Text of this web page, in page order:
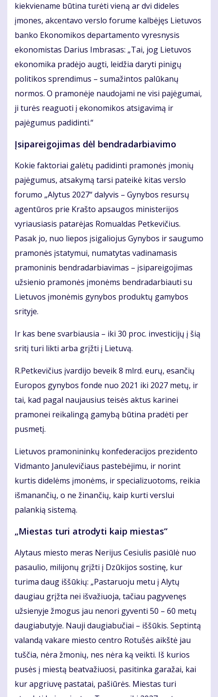
kiekviename būtina turėti vieną ar dvi dideles
įmones, akcentavo verslo forume kalbėjęs Lietuvos
banko Ekonomikos departamento vyresnysis
ekonomistas Darius Imbrasas: „Tai, jog Lietuvos
ekonomika pradėjo augti, leidžia daryti pinigų
politikos sprendimus – sumažintos palūkanų
normos. O pramonėje naudojami ne visi pajėgumai,
ji turės reaguoti į ekonomikos atsigavimą ir
pajėgumus padidinti.“
Įsipareigojimas dėl bendradarbiavimo
Kokie faktoriai galėtų padidinti pramonės įmonių
pajėgumus, atsakymą tarsi pateikė kitas verslo
forumo „Alytus 2027“ dalyvis – Gynybos resursų
agentūros prie Krašto apsaugos ministerijos
vyriausiasis patarėjas Romualdas Petkevičius.
Pasak jo, nuo liepos įsigaliojus Gynybos ir saugumo
pramonės įstatymui, numatytas vadinamasis
pramoninis bendradarbiavimas – įsipareigojimas
užsienio pramonės įmonėms bendradarbiauti su
Lietuvos įmonėmis gynybos produktų gamybos
srityje.
Ir kas bene svarbiausia – iki 30 proc. investicijų į šią
sritį turi likti arba grįžti į Lietuvą.
R.Petkevičius įvardijo beveik 8 mlrd. eurų, esančių
Europos gynybos fonde nuo 2021 iki 2027 metų, ir
tai, kad pagal naujausius teisės aktus karinei
pramonei reikalingą gamybą būtina pradėti per
pusmetį.
Lietuvos pramonininkų konfederacijos prezidento
Vidmanto Janulevičiaus pastebėjimu, ir norint
kurtis didelėms įmonėms, ir specializuotoms, reikia
išmanančių, o ne žinančių, kaip kurti verslui
palankią sistemą.
„Miestas turi atrodyti kaip miestas“
Alytaus miesto meras Nerijus Cesiulis pasiūlė nuo
pasaulio, milijonų grįžti į Dzūkijos sostinę, kur
turima daug iššūkių: „Pastaruoju metu į Alytų
daugiau grįžta nei išvažiuoja, tačiau pagyvenęs
užsienyje žmogus jau nenori gyventi 50 – 60 metų
daugiabutyje. Nauji daugiabučiai – iššūkis. Septintą
valandą vakare miesto centro Rotušės aikštė jau
tuščia, nėra žmonių, nes nėra ką veikti. Iš kurios
pusės į miestą beatvažiuosi, pasitinka garažai, kai
kur apgriuvę pastatai, pašiūrės. Miestas turi